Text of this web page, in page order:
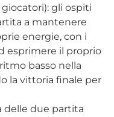
gli ospiti
a mantenere
energie, con i
esprimere il proprio
basso nella
la vittoria finale per
delle due partita